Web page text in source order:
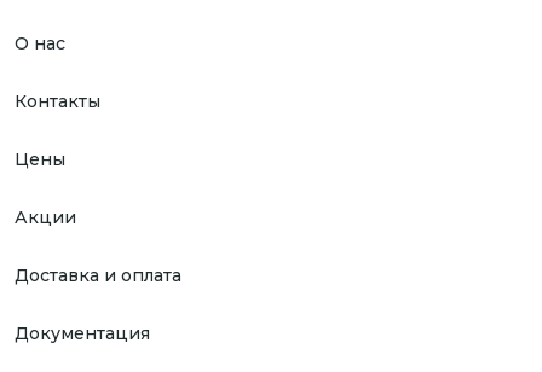
О нас
Контакты
Цены
Акции
Доставка и оплата
Документация